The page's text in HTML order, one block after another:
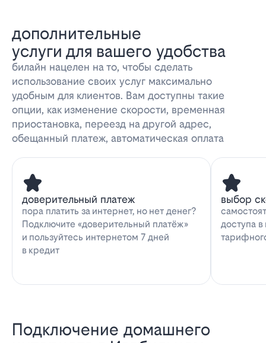
дополнительные
услуги для вашего удобства
билайн нацелен на то, чтобы сделать
использование своих услуг максимально
удобным для клиентов. Вам доступны такие
опции, как изменение скорости, временная
приостановка, переезд на другой адрес,
обещанный платеж, автоматическая оплата
доверительный платеж
пора платить за интернет, но нет денег?
Подключите «доверительный платёж»
и пользуйтесь интернетом 7 дней
в кредит
выбор
доступа
Подключение домашнего